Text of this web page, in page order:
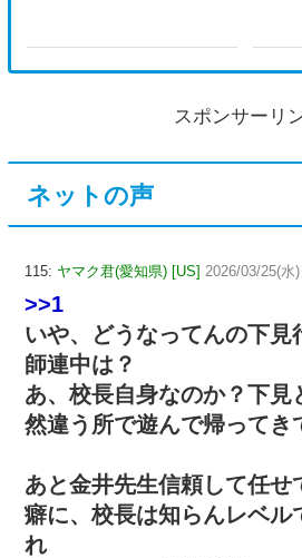
スポンサーリ
ネットの声
115: ヤマク君(愛知県) [US] 2026/03/25(水
>>1
いや、どうなってんの下見
師連中は？
あ、校長自身なのか？下見
然違う所で遊んで帰ってき
あと金井先生信頼して任せ
癖に、校長は知らんレベル
れ